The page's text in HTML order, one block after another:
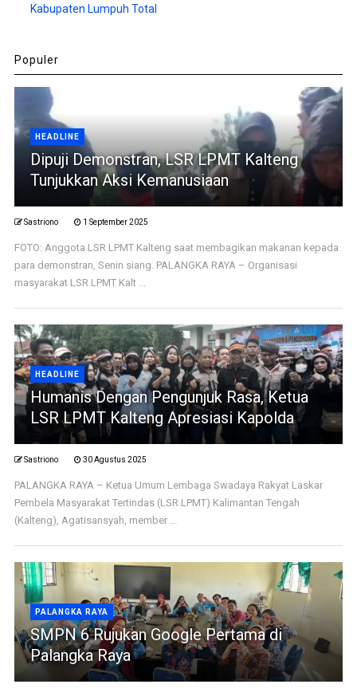
Kabupaten Lumpuh Total
Populer
HEADLINE
Dipuji Demonstran, LSR LPMT Kalteng
Tunjukkan Aksi Kemanusiaan
Sastriono 1 September 2025
FOTO: Anggota LSR LPMT Kalteng saat membagikan makanan kepada
para demonstran, Senin siang. PALANGKA RAYA – Organisasi
masyarakat LSR LPMT Kalt ...
HEADLINE
Humanis Dengan Pengunjuk Rasa, Ketua
LSR LPMT Kalteng Apresiasi Kapolda
Sastriono 30 Agustus 2025
PALANGKA RAYA – Ketua Umum Lembaga Swadaya Rakyat Laskar
Pembela Masyarakat Tertindas (LSR LPMT) Kalimantan Tengah
(Kalteng), Agatisansyah, member ...
PALANGKA RAYA
SMPN 6 Rujukan Google Pertama di
Palangka Raya